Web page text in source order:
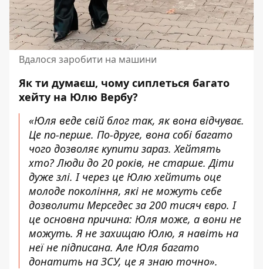
Вдалося заробити на машини
Як ти думаєш, чому сиплеться багато
хейту на Юлю Вербу?
«Юля веде свій блог так, як вона відчуває.
Це по-перше. По-друге, вона собі багато
чого дозволяє купити зараз. Хейтять
хто? Люди до 20 років, не старше. Діти
дуже злі. І через це Юлю хейтить оце
молоде покоління, які не можуть себе
дозволити Мерседес за 200 тисяч євро. І
це основна причина: Юля може, а вони не
можуть. Я не захищаю Юлю, я навіть на
неї не підписана. Але Юля багато
донатить на ЗСУ, це я знаю точно».